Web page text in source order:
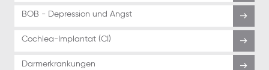
BOB - Depression und Angst
Cochlea-Implantat (CI)
Darmerkrankungen